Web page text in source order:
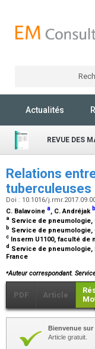
Actualités
REVUE DES
Relations
tuberculeuses
Doi : 10.1016/
C. Balavoine a, C. Andréjak b
a Service de pneumologie,
b Service de pneumologie,
c Inserm U1100, faculté de
d Service de pneumologie,
France
⁎Auteur correspondant.
PDF Article
Bienvenue
Article gratuit.